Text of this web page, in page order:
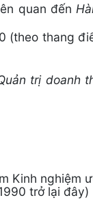
quan đến
(theo thang
trị doanh
Kinh nghiệm
trở lại đây)